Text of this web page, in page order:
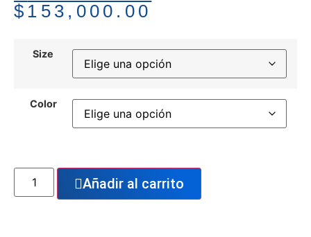
$ 153,000.00
Size
Color
Añadir al carrito